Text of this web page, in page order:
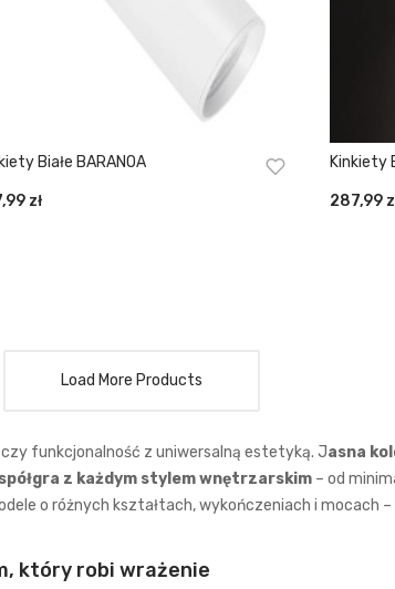
funkcjonalność z uniwersalną estetyką. Jasna
z każdym stylem wnętrzarskim– od
o różnych kształtach, wykończeniach i mocach
który robi wrażenie
Białe BARANOA
zł
Kinkiety
287,99
Load More Products